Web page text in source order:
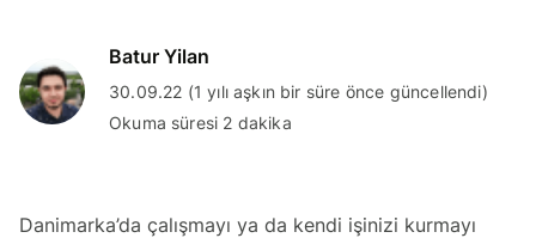
Batur Yilan
30.09.22 (1 yılı aşkın bir süre önce güncellendi)
Okuma süresi 2 dakika
Danimarka’da çalışmayı ya da kendi işinizi kurmayı